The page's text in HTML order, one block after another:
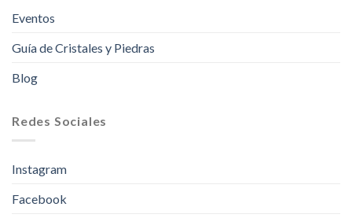
Eventos
Guía de Cristales y Piedras
Blog
Redes Sociales
Instagram
Facebook